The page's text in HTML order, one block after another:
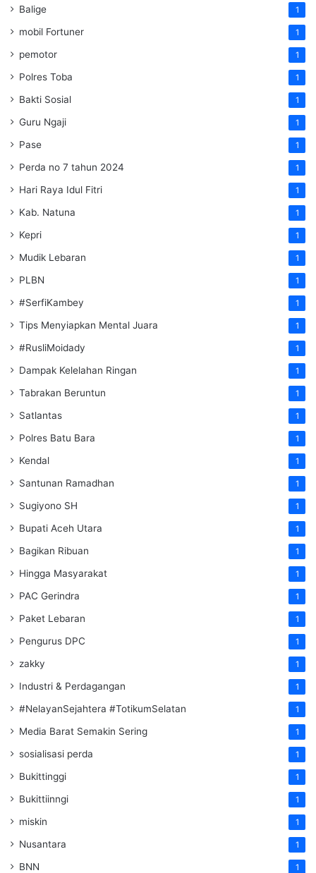
Balige 1
mobil Fortuner 1
pemotor 1
Polres Toba 1
Bakti Sosial 1
Guru Ngaji 1
Pase 1
Perda no 7 tahun 2024 1
Hari Raya Idul Fitri 1
Kab. Natuna 1
Kepri 1
Mudik Lebaran 1
PLBN 1
#SerfiKambey 1
Tips Menyiapkan Mental Juara 1
#RusliMoidady 1
Dampak Kelelahan Ringan 1
Tabrakan Beruntun 1
Satlantas 1
Polres Batu Bara 1
Kendal 1
Santunan Ramadhan 1
Sugiyono SH 1
Bupati Aceh Utara 1
Bagikan Ribuan 1
Hingga Masyarakat 1
PAC Gerindra 1
Paket Lebaran 1
Pengurus DPC 1
zakky 1
Industri & Perdagangan 1
#NelayanSejahtera #TotikumSelatan 1
Media Barat Semakin Sering 1
sosialisasi perda 1
Bukittinggi 1
Bukittiinngi 1
miskin 1
Nusantara 1
BNN 1